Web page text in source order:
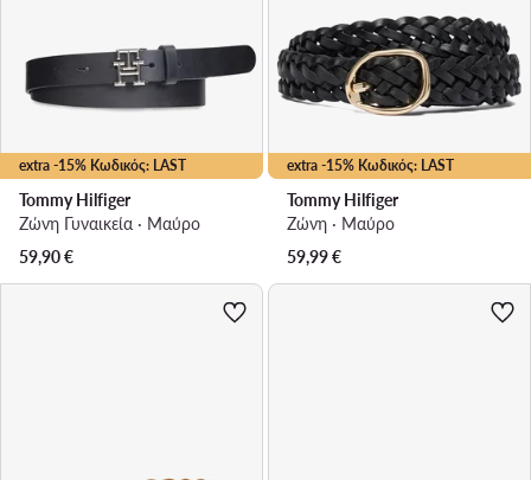
extra -15% Κωδικός: LAST
Tommy Hilfiger
Ζώνη Γυναικεία · Μαύρο
59,90€
extra -15% Κωδικός: LAST
Tommy Hilfiger
Ζώνη · Μαύρο
59,99€